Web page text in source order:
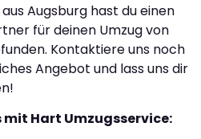
Augsburg hast du einen
für deinen Umzug von
Kontaktiere uns noch
Angebot und lass uns dir
Hart Umzugsservice: